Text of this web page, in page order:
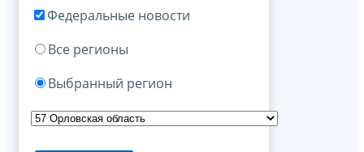
Федеральные новости
Все регионы
Выбранный регион